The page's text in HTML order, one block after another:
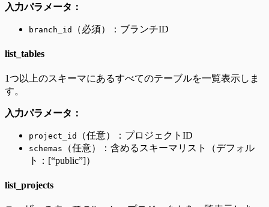
入力パラメータ：
branch_id （必須）：ブランチID
list_tables
1つ以上のスキーマにあるすべてのテーブルを一覧表示しま
す。
入力パラメータ：
project_id （任意）：プロジェクトID
schemas
（任意）：含めるスキーマリスト（デフォル
ト：[“public”]）
list_projects